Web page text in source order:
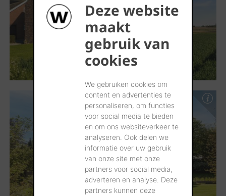
Deze website
maakt
gebruik van
cookies
We gebruiken cookies om
content en advertenties te
personaliseren, om functies
voor social media te bieden
en om ons websiteverkeer te
analyseren. Ook delen we
informatie over uw gebruik
van onze site met onze
partners voor social media,
adverteren en analyse. Deze
partners kunnen deze